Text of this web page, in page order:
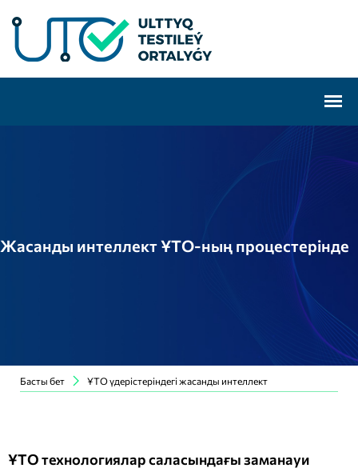
Жасанды интеллект ҰТО-ның процестерінде
Басты бет ҰТО үдерістеріндегі жасанды интеллект
ҰТО технологиялар саласындағы заманауи